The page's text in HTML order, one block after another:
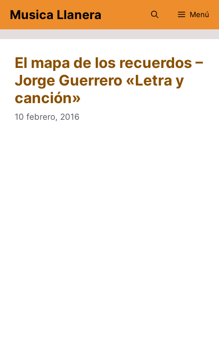
contenido
Musica Llanera Menú
El mapa de los recuerdos –
Jorge Guerrero «Letra y
canción»
10 febrero, 2016